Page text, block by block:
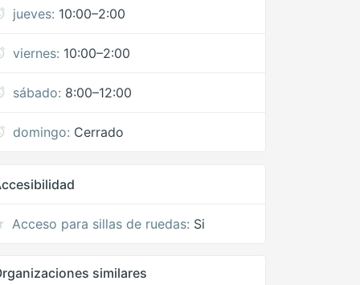
jueves: 10:00–2:00
viernes: 10:00–2:00
sábado: 8:00–12:00
domingo: Cerrado
Acceso para sillas de ruedas: Si
similares